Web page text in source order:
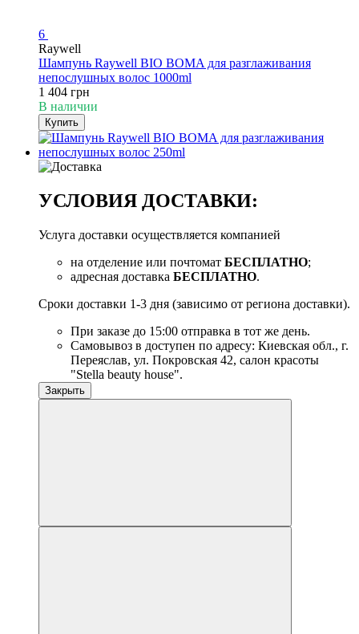
6
Raywell
Шампунь Raywell BIO BOMA для разглаживания
непослушных волос 1000ml
1 404 грн
В наличии
Купить
УСЛОВИЯ ДОСТАВКИ:
Услуга доставки осуществляется компанией
на отделение или почтомат БЕСПЛАТНО;
адресная доставка БЕСПЛАТНО.
Сроки доставки 1-3 дня (зависимо от региона доставки).
При заказе до 15:00 отправка в тот же день.
Самовывоз в доступен по адресу: Киевская обл., г.
Переяслав, ул. Покровская 42, салон красоты
"Stella beauty house".
Закрыть